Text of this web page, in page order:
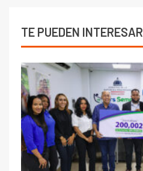
TE PUEDEN INTERESAR